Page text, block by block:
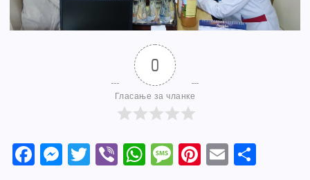
0
Гласање за чланке
F
M T
Vi W M Pi E